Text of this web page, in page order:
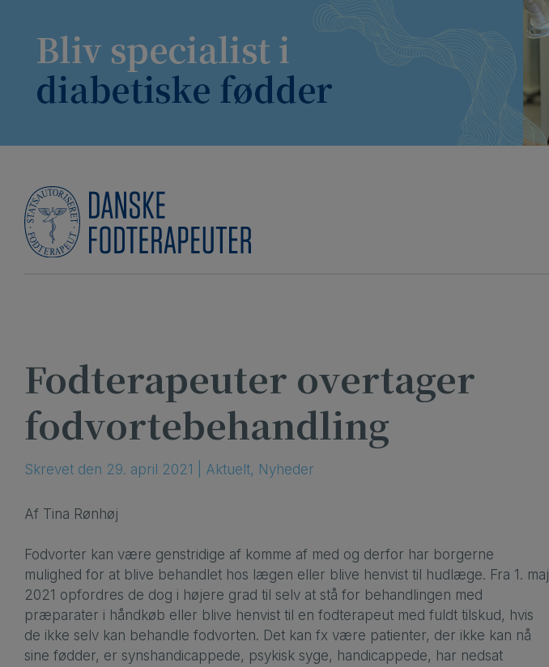
indholdet
Fodterapeuter overtager
fodvortebehandling
Skrevet den 29. april 2021 Aktuelt, Nyheder
Af Tina Rønhøj
Fodvorter kan være genstridige af komme af med og derfor har borgerne
mulighed for at blive behandlet hos lægen eller blive henvist til hudlæge. Fra 1. maj
2021 opfordres de dog i højere grad til selv at stå for behandlingen med
præparater i håndkøb eller blive henvist til en fodterapeut med fuldt tilskud, hvis
de ikke selv kan behandle fodvorten. Det kan fx være patienter, der ikke kan nå
sine fødder, er synshandicappede, psykisk syge, handicappede, har nedsat